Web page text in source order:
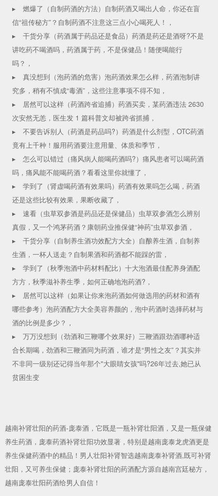
▸
燃爆了（自制药酒的方法）自制药酒又喝出人命，你还在盲
信“祖传秘方”？自制药酒不注意这三点小心喝死人！，
▸
干货分享（药酒属于药品还是食品）药酒是药还是酒呀?不是
讲吃药不喝酒吗，药酒属于药，不是保健品！随便喝能行
吗？，
▸
真没想到（泡药酒的危害）泡药酒效果怎么样，药酒泡制讲
究多，稍有不慎成“毒酒”，这些注意事项不得不知，
▸
居然可以这样（药酒跨省追捕）药酒买卖，某药酒违法 2630
次安然无恙，医生发 1 篇科普文却被跨省抓捕，
▸
不要告诉别人（药酒是药品吗?）药酒是什么剂型，OTC药酒
竟有上千种！服用药酒要注意用量、体质和季节，
▸
怎么可以错过（痛风病人能喝药酒吗?）痛风患者可以喝药酒
吗，痛风能不能喝药酒？看看这里你就懂了，
▸
学到了（肾虚喝药酒有效果吗）药酒有效果吗怎么喝，药酒
还是这些比较有效果，果断收藏了，
▸
速看（虫草双参酒是药品还是保健品）虫草双参酒怎么辨别
真假，又一个鸿茅药酒？康朝药业推保健“神药”虫草双参酒，
▸
干货分享（自制养生酒功效配方大全）自酿养生酒，自制养
生酒，一杯人送走？自制果酒和药酒都不能踩的雷，
▸
学到了（秋季泡酒中药材料配比）十大泡酒最佳配养身酒配
方方，秋季滋补养生季，如何正确地泡药酒?，
▸
居然可以这样（如果让你来泡药酒如何做选用的药材和酒有
哪些参考）泡药酒配方大全美容养颜的，泡中药酒时选择药材与
酒的比例是多少？，
▸
万万没想到（劲酒和三鞭哪个效果好）三鞭酒跟劲酒哪种适
合长期喝，劲酒和三鞭酒同为药酒，谁才是“男性之友”？其实并
不非同一级别还记得当年那个"大眼睛女孩"吗?26年过去,她已从
贫困生变
越南补肾壮阳的药酒-庞泰酒，它既是一瓶补肾壮阳酒 ，又是一瓶保健
养生药酒，庞泰药酒补肾壮阳功效显著，特别是越南庞泰龙虎酒更是
养生保健药酒中的精品！男人壮阳补肾智选越南庞泰补肾酒,既可补肾
壮阳，又可养生保健；庞泰补肾壮阳的药酒配方源自越南宫廷秘方，
越南庞泰壮阳药酒给男人自信！